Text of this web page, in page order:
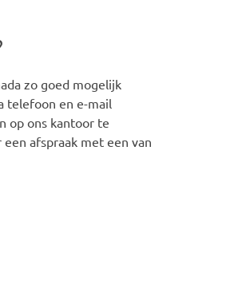
zo goed mogelijk
telefoon en e-mail
op ons kantoor te
afspraak met een van